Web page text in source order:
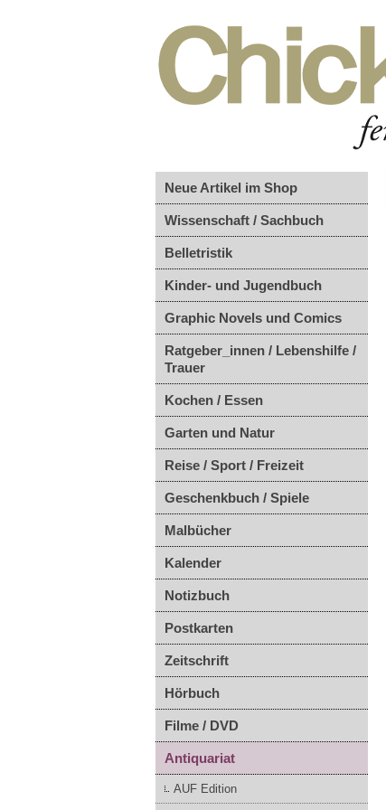
Neue Artikel im Shop
Wissenschaft / Sachbuch
Belletristik
Kinder- und Jugendbuch
Graphic Novels und Comics
Ratgeber_innen / Lebenshilfe /
Trauer
Kochen / Essen
Garten und Natur
Reise / Sport / Freizeit
Geschenkbuch / Spiele
Malbücher
Kalender
Notizbuch
Postkarten
Zeitschrift
Hörbuch
Filme / DVD
Antiquariat
AUF Edition